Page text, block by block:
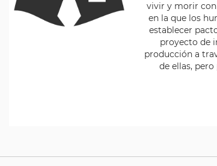
vivir y morir con
en la que los
establecer
proyecto de
producción a
de ellas,